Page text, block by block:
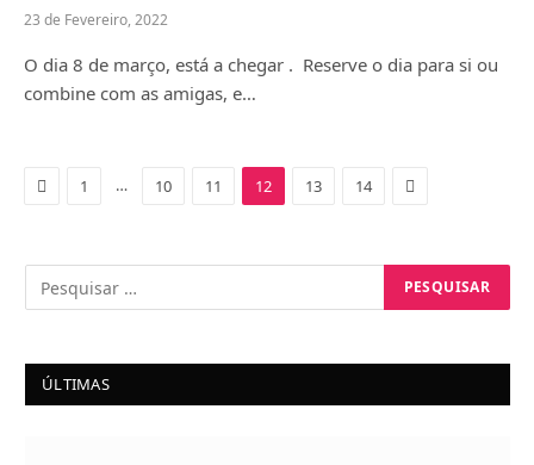
23 de Fevereiro, 2022
O dia 8 de março, está a chegar . Reserve o dia para si ou
combine com as amigas, e…
Previous
1 … 10 11 12 13 14 Next
ÚLTIMAS